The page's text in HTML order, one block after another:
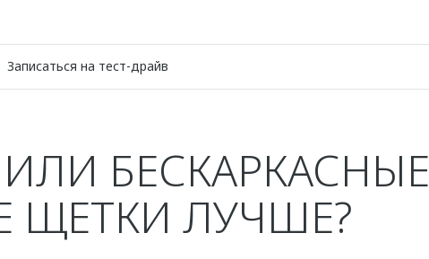
Записаться на тест-драйв
БЕСКАРКАСНЫЕ
ЩЕТКИ ЛУЧШЕ?